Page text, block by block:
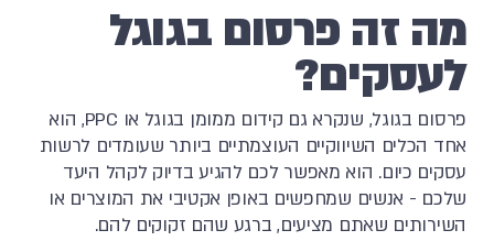
מה זה פרסום בגוגל
לעסקים?
פרסום בגוגל, שנקרא גם קידום ממומן בגוגל או PPC, הוא
אחד הכלים השיווקיים העוצמתיים ביותר שעומדים לרשות
עסקים כיום. הוא מאפשר לכם להגיע בדיוק לקהל היעד
שלכם - אנשים שמחפשים באופן אקטיבי את המוצרים או
השירותים שאתם מציעים, ברגע שהם זקוקים להם.